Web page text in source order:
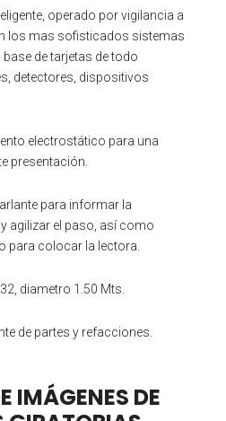
operado por vigilancia a
los mas sofisticados sistemas
de tarjetas de todo
detectores, dispositivos
electrostático para una
presentación.
para informar la
agilizar el paso, así como
para colocar la lectora.
diametro 1.50 Mts.
de partes y refacciones.
IMÁGENES DE